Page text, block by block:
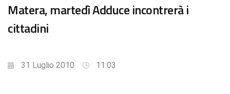
Matera, martedì Adduce incontrerà i
cittadini
31 Luglio 2010 11:03